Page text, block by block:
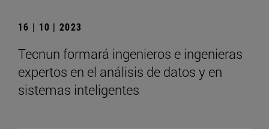
16 | 10 | 2023
Tecnun formará ingenieros e ingenieras
expertos en el análisis de datos y en
sistemas inteligentes